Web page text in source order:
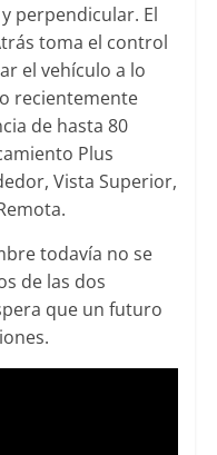
perpendicular. El
toma el control
el vehículo a lo
recientemente
de hasta 80
Plus
Vista Superior,
todavía no se
de las dos
que un futuro